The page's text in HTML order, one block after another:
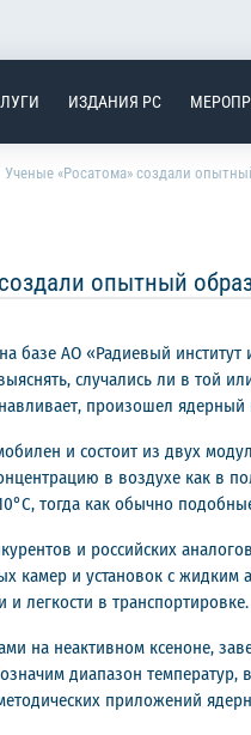
ИЗДАНИЯ РС
Ученые «Росатома» создали
опытный
базе АО «Радиевый
случались ли в
произошел
и состоит из двух
в воздухе как в
тогда как обычно
и российских
камер и установок с жидким
и легкости в транспортировке.
на неактивном ксеноне,
диапазон
приложений